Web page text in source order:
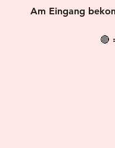
Am Eingang
🔴